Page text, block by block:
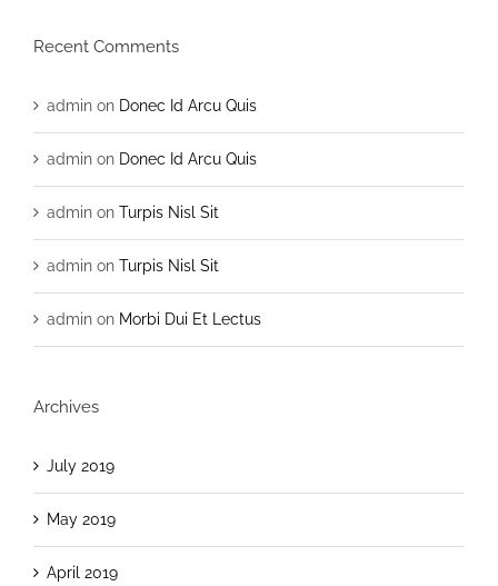
Recent Comments
admin on Donec Id Arcu Quis
admin on Donec Id Arcu Quis
admin on Turpis Nisl Sit
admin on Turpis Nisl Sit
admin on Morbi Dui Et Lectus
Archives
July 2019
May 2019
April 2019